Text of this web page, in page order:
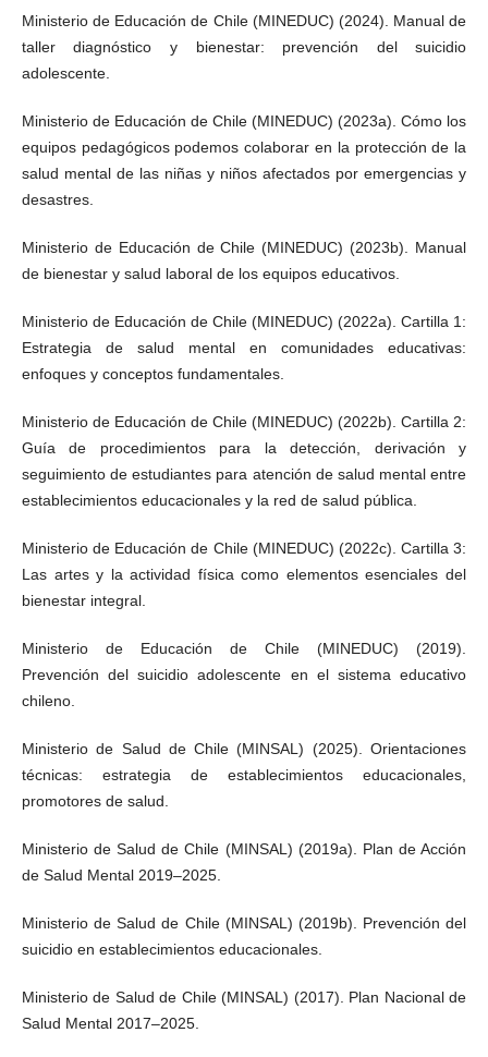
Ministerio de Educación de Chile (MINEDUC) (2024). Manual de
taller diagnóstico y bienestar: prevención del suicidio
adolescente.
Ministerio de Educación de Chile (MINEDUC) (2023a). Cómo los
equipos pedagógicos podemos colaborar en la protección de la
salud mental de las niñas y niños afectados por emergencias y
desastres.
Ministerio de Educación de Chile (MINEDUC) (2023b). Manual
de bienestar y salud laboral de los equipos educativos.
Ministerio de Educación de Chile (MINEDUC) (2022a). Cartilla 1:
Estrategia de salud mental en comunidades educativas:
enfoques y conceptos fundamentales.
Ministerio de Educación de Chile (MINEDUC) (2022b). Cartilla 2:
Guía de procedimientos para la detección, derivación y
seguimiento de estudiantes para atención de salud mental entre
establecimientos educacionales y la red de salud pública.
Ministerio de Educación de Chile (MINEDUC) (2022c). Cartilla 3:
Las artes y la actividad física como elementos esenciales del
bienestar integral.
Ministerio de Educación de Chile (MINEDUC) (2019).
Prevención del suicidio adolescente en el sistema educativo
chileno.
Ministerio de Salud de Chile (MINSAL) (2025). Orientaciones
técnicas: estrategia de establecimientos educacionales,
promotores de salud.
Ministerio de Salud de Chile (MINSAL) (2019a). Plan de Acción
de Salud Mental 2019–2025.
Ministerio de Salud de Chile (MINSAL) (2019b). Prevención del
suicidio en establecimientos educacionales.
Ministerio de Salud de Chile (MINSAL) (2017). Plan Nacional de
Salud Mental 2017–2025.